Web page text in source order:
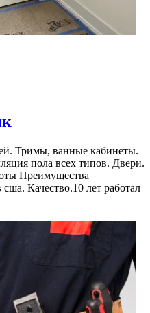
Тримы, ванные кабинеты.
пола всех типов. Двери.
Преимущества
Качество.10 лет работал